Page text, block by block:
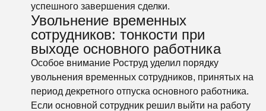
успешного завершения сделки.
Увольнение временных
сотрудников: тонкости при
выходе основного работника
Особое внимание Роструд уделил порядку
увольнения временных сотрудников, принятых на
период декретного отпуска основного работника.
Если основной сотрудник решил выйти на работу